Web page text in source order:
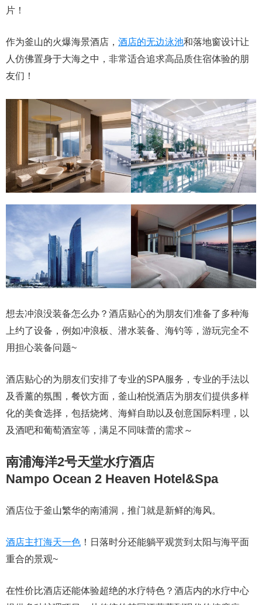
片！
作为釜山的火爆海景酒店， 酒店的无边泳池和落地窗设计让
人仿佛置身于大海之中，非常适合追求高品质住宿体验的朋
友们！
想去冲浪没装备怎么办？酒店贴心的为朋友们准备了多种海
上约了设备，例如冲浪板、潜水装备、海钓等，游玩完全不
用担心装备问题~
酒店贴心的为朋友们安排了专业的SPA服务，专业的手法以
及香薰的氛围，餐饮方面，釜山柏悦酒店为朋友们提供多样
化的美食选择，包括烧烤、海鲜自助以及创意国际料理，以
及酒吧和葡萄酒室等，满足不同味蕾的需求～
南浦海洋2号天堂水疗酒店
Nampo Ocean 2 Heaven Hotel&Spa
酒店位于釜山繁华的南浦洞，推门就是新鲜的海风。
酒店主打海天一色 ！日落时分还能躺平观赏到太阳与海平面
重合的景观~
在性价比酒店还能体验超绝的水疗特色？酒店内的水疗中心